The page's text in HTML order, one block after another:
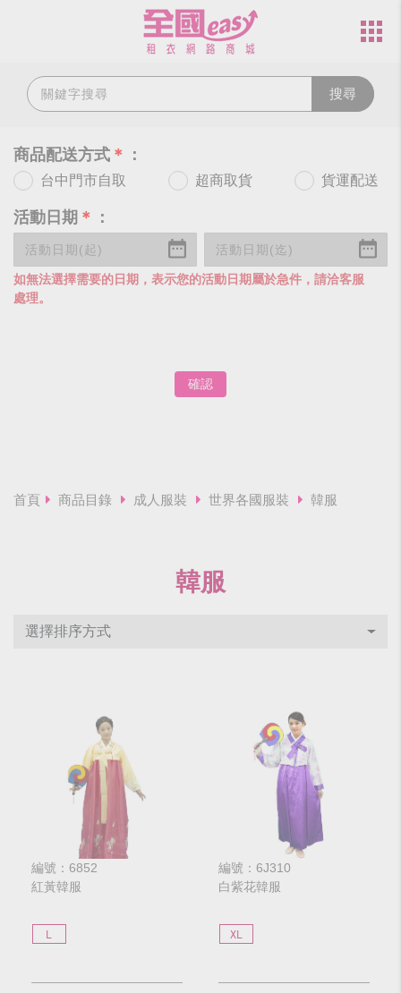
搜尋
商品配送方式 ＊ ：
台中門市自取 超商取貨 貨運配送
活動日期 ＊ ：
如無法選擇需要的日期，表示您的活動日期屬於急件，請洽客服
處理。
確認
首頁 商品目錄 成人服裝 世界各國服裝 韓服
韓服
選擇排序方式
編號：6852
紅黃韓服
L
編號：6J310
白紫花韓服
XL